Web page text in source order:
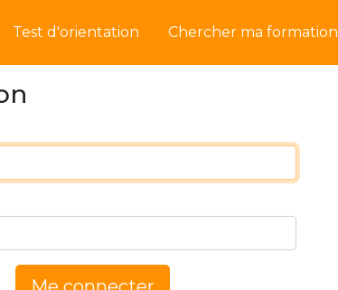
Test d'orientation Chercher ma formation